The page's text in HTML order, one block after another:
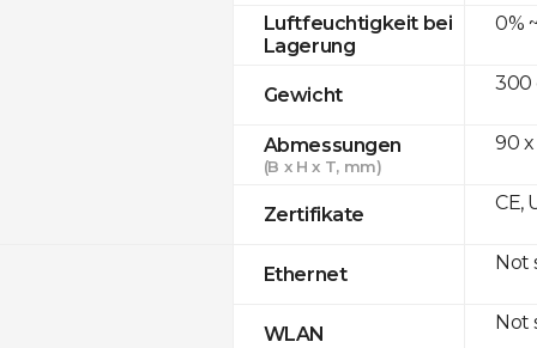
Luftfeuchtigkeit bei
Lagerung
Gewicht
Abmessungen
(B x H x T, mm)
Zertifikate
Ethernet
WLAN
0%
300
90 x
CE,
Not
Not